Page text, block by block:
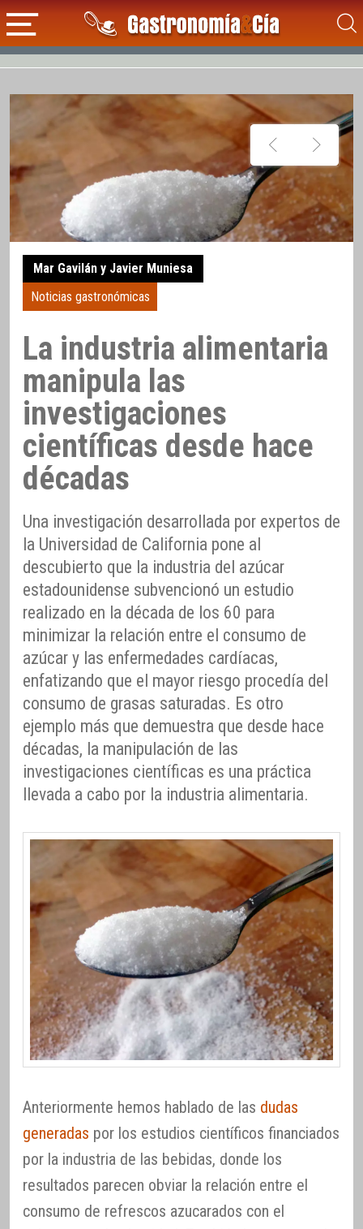
Mar Gavilán y Javier Muniesa
Noticias gastronómicas
La industria alimentaria
manipula las
investigaciones
científicas desde hace
décadas
Una investigación desarrollada por expertos de
la Universidad de California pone al
descubierto que la industria del azúcar
estadounidense subvencionó un estudio
realizado en la década de los 60 para
minimizar la relación entre el consumo de
azúcar y las enfermedades cardíacas,
enfatizando que el mayor riesgo procedía del
consumo de grasas saturadas. Es otro
ejemplo más que demuestra que desde hace
décadas, la manipulación de las
investigaciones científicas es una práctica
llevada a cabo por la industria alimentaria.
Anteriormente hemos hablado de las dudas
generadas por los estudios científicos financiados
por la industria de las bebidas, donde los
resultados parecen obviar la relación entre el
consumo de refrescos azucarados con el